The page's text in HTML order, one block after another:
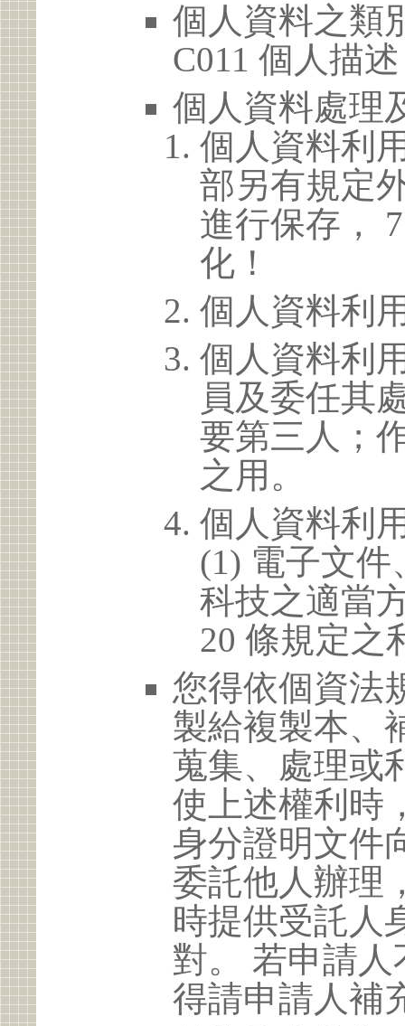
個人資料之類
C011 個人描述
個人資料處理
個人資料利
部另有規定
進行保存，
化！
個人資料利
個人資料利
員及委任其
要第三人；
之用。
個人資料利
(1) 電子文
科技之適當
20 條規定之
您得依個資法
製給複製本、
蒐集、處理或
使上述權利時
身分證明文件
委託他人辦理
時提供受託人
對。 若申請
得請申請人補